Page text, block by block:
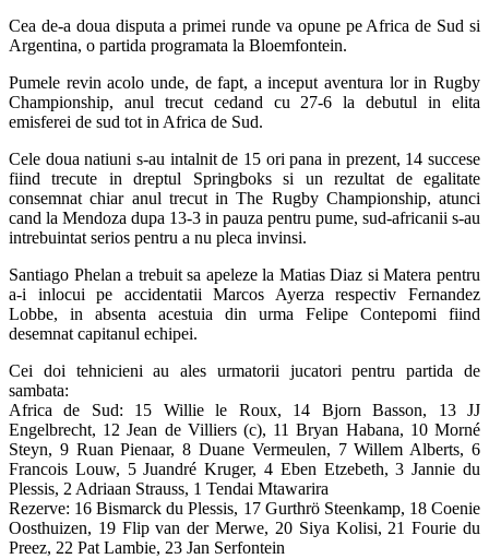
Cea de-a doua disputa a primei runde va opune pe Africa de Sud si
Argentina, o partida programata la Bloemfontein.
Pumele revin acolo unde, de fapt, a inceput aventura lor in Rugby
Championship, anul trecut cedand cu 27-6 la debutul in elita
emisferei de sud tot in Africa de Sud.
Cele doua natiuni s-au intalnit de 15 ori pana in prezent, 14 succese
fiind trecute in dreptul Springboks si un rezultat de egalitate
consemnat chiar anul trecut in The Rugby Championship, atunci
cand la Mendoza dupa 13-3 in pauza pentru pume, sud-africanii s-au
intrebuintat serios pentru a nu pleca invinsi.
Santiago Phelan a trebuit sa apeleze la Matias Diaz si Matera pentru
a-i inlocui pe accidentatii Marcos Ayerza respectiv Fernandez
Lobbe, in absenta acestuia din urma Felipe Contepomi fiind
desemnat capitanul echipei.
Cei doi tehnicieni au ales urmatorii jucatori pentru partida de
sambata:
Africa de Sud: 15 Willie le Roux, 14 Bjorn Basson, 13 JJ
Engelbrecht, 12 Jean de Villiers (c), 11 Bryan Habana, 10 Morné
Steyn, 9 Ruan Pienaar, 8 Duane Vermeulen, 7 Willem Alberts, 6
Francois Louw, 5 Juandré Kruger, 4 Eben Etzebeth, 3 Jannie du
Plessis, 2 Adriaan Strauss, 1 Tendai Mtawarira
Rezerve: 16 Bismarck du Plessis, 17 Gurthrö Steenkamp, 18 Coenie
Oosthuizen, 19 Flip van der Merwe, 20 Siya Kolisi, 21 Fourie du
Preez, 22 Pat Lambie, 23 Jan Serfontein